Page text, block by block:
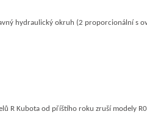
hydraulický okruh (2 proporcionální s
R Kubota od příštího roku zruší modely